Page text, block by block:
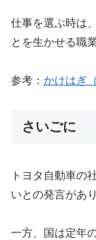
仕事を選ぶ時は
とを生かせる職
参考： かけはぎ
さいごに
トヨタ自動車の
いとの発言があ
一方、国は定年